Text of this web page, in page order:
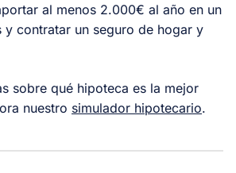
al menos 2.000€ al año en un
y contratar un seguro de hogar y
sobre qué hipoteca es la mejor
nuestro simulador hipotecario.